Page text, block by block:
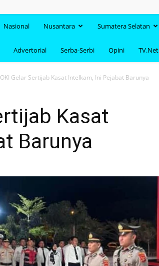
Nasional Nusantara Sumatera Selatan
Advertorial Serba-Serbi Opini TV.Net
Gelar Sertijab Kasat Intelkam, Ini Pejabat Barunya
Kasat
Barunya